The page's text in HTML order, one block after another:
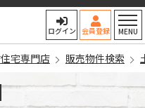
ホームイン不動産｜高知最大
ログイン 会員登録 MENU
宅専門店 販売物件検索